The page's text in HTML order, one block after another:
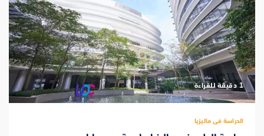
‫1 دقيقة للقراءة
الدراسة فى ماليزيا